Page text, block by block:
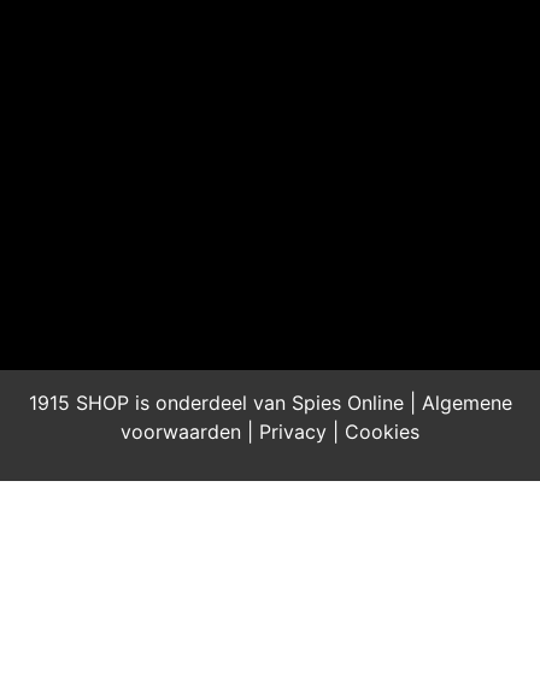
1915 SHOP is onderdeel van Spies Online | Algemene
voorwaarden
Privacy Cookies